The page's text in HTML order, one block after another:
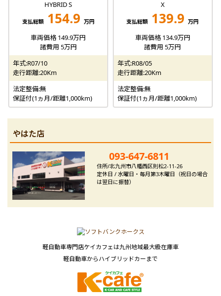
HYBRID S
支払総額 154.9 万円
車両価格 149.9万円
諸費用 5万円
年式:R07/10
走行距離:20Km
法定整備:無
保証付(1ヵ月/距離1,000km)
X
支払総額 139.9 万円
車両価格 134.9万円
諸費用 5万円
年式:R08/05
走行距離:20Km
法定整備:無
保証付(1ヵ月/距離1,000km)
やはた店
093-647-6811
住所/北九州市八幡西区則松2-11-26
定休日 / 水曜日・毎月第3木曜日（祝日の場合
は翌日に振替）
軽自動車専門店ケイカフェは九州地域最大級在庫車
軽自動車からハイブリッドカーまで